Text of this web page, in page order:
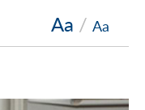
Aa / Aa